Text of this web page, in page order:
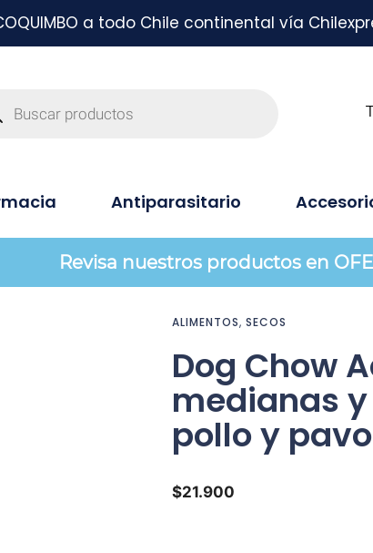
a todo Chile continental vía
Antiparasitario
Revisa nuestros productos en
ALIMENTOS, SECOS
Dog Chow
medianas
pollo y
$21.900